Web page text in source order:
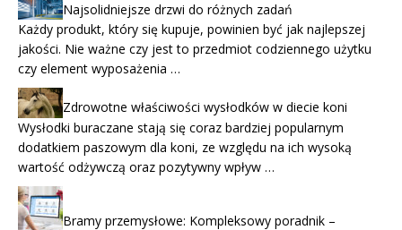
Najsolidniejsze drzwi do różnych zadań
Każdy produkt, który się kupuje, powinien być jak najlepszej
jakości. Nie ważne czy jest to przedmiot codziennego użytku
czy element wyposażenia …
Zdrowotne właściwości wysłodków w diecie koni
Wysłodki buraczane stają się coraz bardziej popularnym
dodatkiem paszowym dla koni, ze względu na ich wysoką
wartość odżywczą oraz pozytywny wpływ …
Bramy przemysłowe: Kompleksowy poradnik –